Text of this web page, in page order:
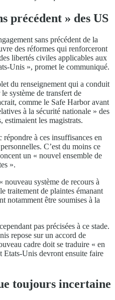
précédent » des US
sans précédent de la
des réformes qui renforceront
libertés civiles applicables aux
Unis », promet le communiqué.
du renseignement qui a conduit
système de transfert de
comme le Safe Harbor avant
à la sécurité nationale » des
estimaient les magistrats.
à ces insuffisances en
C’est du moins ce
un « nouvel ensemble de
».
nouveau système de recours à
traitement de plaintes émanant
notamment être soumises à la
pas précisées à ce stade.
repose sur un accord de
cadre doit se traduire « en
Etats-Unis devront ensuite faire
toujours incertaine